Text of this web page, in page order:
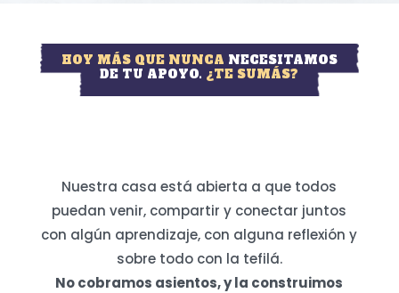
HOY MÁS QUE NUNCA NECESITAMOS
DE TU APOYO. ¿TE SUMÁS?
Nuestra casa está abierta a que todos
puedan venir, compartir y conectar juntos
con algún aprendizaje, con alguna reflexión y
sobre todo con la tefilá.
No cobramos asientos, y la construimos